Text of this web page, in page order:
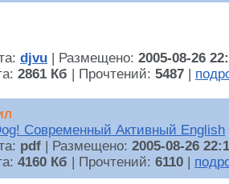
djvu | Размещено: 2005-08-26
2861 Кб | Прочтений: 5487
Современный Активный English
pdf | Размещено: 2005-08-26
4160 Кб | Прочтений: 6110